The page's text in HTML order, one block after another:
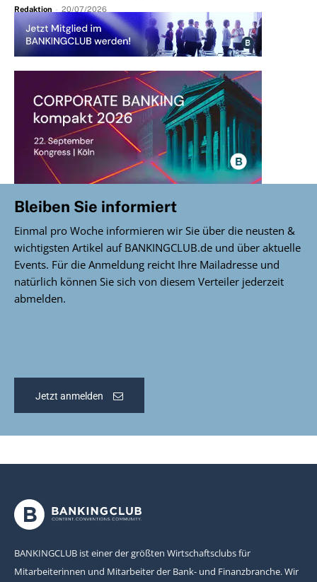
Redaktion - 20/07/2026
Bleiben Sie informiert
Einmal pro Woche informieren wir Sie über die neusten &
wichtigsten Artikel auf BANKINGCLUB.de und über aktuelle
Events. Für die Anmeldung reicht Ihre Mailadresse und
natürlich können Sie sich von diesem Verteiler jederzeit
abmelden.
Jetzt anmelden
BANKINGCLUB ist einer der größten Wirtschaftsclubs für
Mitarbeiterinnen und Mitarbeiter der Bank- und Finanzbranche. Wir